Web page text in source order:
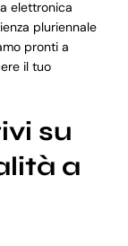
elettronica
pluriennale
pronti a
il tuo
su
a